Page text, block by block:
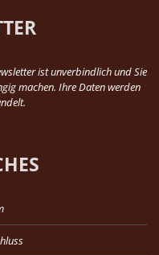
ist unverbindlich und Sie
machen. Ihre Daten werden